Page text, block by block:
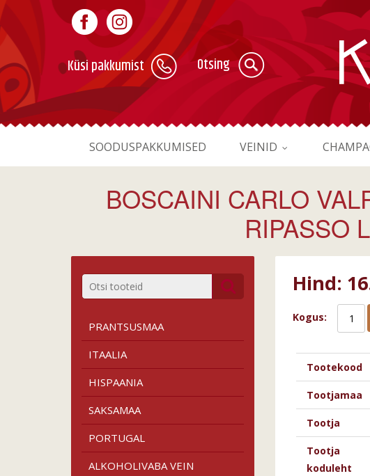
Küsi pakkumist Otsing
SOODUSPAKKUMISED VEINID
BOSCAINI CARLO
RIPASSO
Hind:
Kogus:
Tootekood
Tootjamaa
Tootja
Tootja
koduleht
PRANTSUSMAA
ITAALIA
HISPAANIA
SAKSAMAA
PORTUGAL
ALKOHOLIVABA VEIN